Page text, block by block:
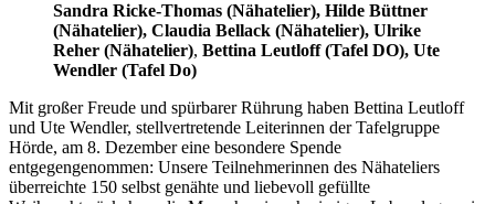
Sandra Ricke-Thomas (Nähatelier), Hilde Büttner
(Nähatelier), Claudia Bellack (Nähatelier), Ulrike
Reher (Nähatelier), Bettina Leutloff (Tafel DO), Ute
Wendler (Tafel Do)
Mit großer Freude und spürbarer Rührung haben Bettina Leutloff
und Ute Wendler, stellvertretende Leiterinnen der Tafelgruppe
Hörde, am 8. Dezember eine besondere Spende
entgegengenommen: Unsere Teilnehmerinnen des Nähateliers
überreichte 150 selbst genähte und liebevoll gefüllte